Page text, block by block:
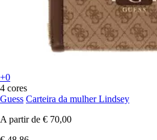
+0
4 cores
Guess Carteira da mulher Lindsey
A partir de € 70,00